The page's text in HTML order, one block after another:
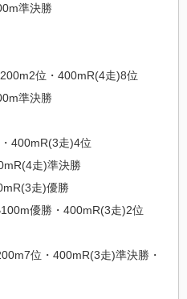
準決勝
位・400mR(4走)8位
準決勝
400mR(3走)4位
走)準決勝
走)優勝
優勝・400mR(3走)2位
位・400mR(3走)準決勝・